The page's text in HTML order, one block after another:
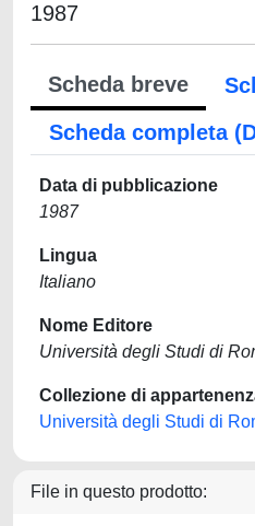
1987
Scheda breve
Scheda completa
Data di pubblicazione
1987
Lingua
Italiano
Nome Editore
Università degli Studi di
Collezione di
Università degli Studi di
File in questo prodotto: